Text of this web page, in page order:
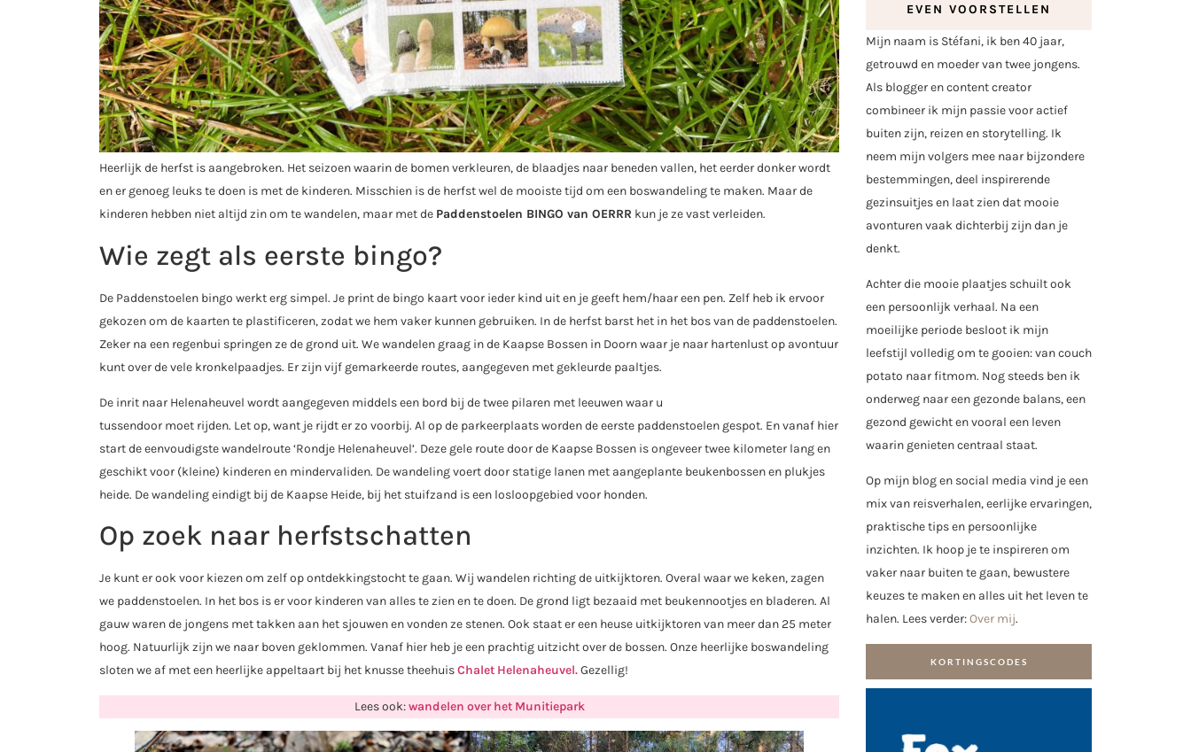
Heerlijk de herfst is aangebroken. Het seizoen waarin de bomen verkleuren, de blaadjes naar beneden vallen, het eerder donker wordt
en er genoeg leuks te doen is met de kinderen. Misschien is de herfst wel de mooiste tijd om een boswandeling te maken. Maar de
kinderen hebben niet altijd zin om te wandelen, maar met de Paddenstoelen BINGO van OERRR kun je ze vast verleiden.
Wie zegt als eerste bingo?
De Paddenstoelen bingo werkt erg simpel. Je print de bingo kaart voor ieder kind uit en je geeft hem/haar een pen. Zelf heb ik ervoor
gekozen om de kaarten te plastificeren, zodat we hem vaker kunnen gebruiken. In de herfst barst het in het bos van de paddenstoelen.
Zeker na een regenbui springen ze de grond uit. We wandelen graag in de Kaapse Bossen in Doorn waar je naar hartenlust op avontuur
kunt over de vele kronkelpaadjes. Er zijn vijf gemarkeerde routes, aangegeven met gekleurde paaltjes.
De inrit naar Helenaheuvel wordt aangegeven middels een bord bij de twee pilaren met leeuwen waar u
tussendoor moet rijden. Let op, want je rijdt er zo voorbij. Al op de parkeerplaats worden de eerste paddenstoelen gespot. En vanaf hier
start de eenvoudigste wandelroute ‘Rondje Helenaheuvel’. Deze gele route door de Kaapse Bossen is ongeveer twee kilometer lang en
geschikt voor (kleine) kinderen en mindervaliden. De wandeling voert door statige lanen met aangeplante beukenbossen en plukjes
heide. De wandeling eindigt bij de Kaapse Heide, bij het stuifzand is een losloopgebied voor honden.
Op zoek naar herfstschatten
Je kunt er ook voor kiezen om zelf op ontdekkingstocht te gaan. Wij wandelen richting de uitkijktoren. Overal waar we keken, zagen
we paddenstoelen. In het bos is er voor kinderen van alles te zien en te doen. De grond ligt bezaaid met beukennootjes en bladeren. Al
gauw waren de jongens met takken aan het sjouwen en vonden ze stenen. Ook staat er een heuse uitkijktoren van meer dan 25 meter
hoog. Natuurlijk zijn we naar boven geklommen. Vanaf hier heb je een prachtig uitzicht over de bossen. Onze heerlijke boswandeling
sloten we af met een heerlijke appeltaart bij het knusse theehuisChalet Helenaheuvel.Gezellig!
Lees ook:wandelen over het Munitiepark
EVEN VOORSTELLEN
Mijn naam is Stéfani, ik ben 40 jaar,
getrouwd en moeder van twee jongens.
Als blogger en content creator
combineer ik mijn passie voor actief
buiten zijn, reizen en storytelling. Ik
neem mijn volgers mee naar bijzondere
bestemmingen, deel inspirerende
gezinsuitjes en laat zien dat mooie
avonturen vaak dichterbij zijn dan je
denkt.
Achter die mooie plaatjes schuilt ook
een persoonlijk verhaal. Na een
moeilijke periode besloot ik mijn
leefstijl volledig om te gooien: van couch
potato naar fitmom. Nog steeds ben ik
onderweg naar een gezonde balans, een
gezond gewicht en vooral een leven
waarin genieten centraal staat.
Op mijn blog en social media vind je een
mix van reisverhalen, eerlijke ervaringen,
praktische tips en persoonlijke
inzichten. Ik hoop je te inspireren om
vaker naar buiten te gaan, bewustere
keuzes te maken en alles uit het leven te
halen. Lees verder:Over mij.
KORTINGSCODES